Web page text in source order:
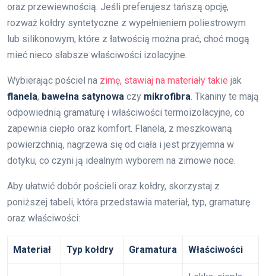
oraz przewiewnością. Jeśli preferujesz tańszą opcję,
rozważ kołdry syntetyczne z wypełnieniem poliestrowym
lub silikonowym, które z łatwością można prać, choć mogą
mieć nieco słabsze właściwości izolacyjne.
Wybierając pościel na zimę, stawiaj na materiały takie jak
flanela, bawełna satynowa czy mikrofibra. Tkaniny te mają
odpowiednią gramaturę i właściwości termoizolacyjne, co
zapewnia ciepło oraz komfort. Flanela, z meszkowaną
powierzchnią, nagrzewa się od ciała i jest przyjemna w
dotyku, co czyni ją idealnym wyborem na zimowe noce.
Aby ułatwić dobór pościeli oraz kołdry, skorzystaj z
poniższej tabeli, która przedstawia materiał, typ, gramaturę
oraz właściwości:
Materiał Typ kołdry Gramatura Właściwości